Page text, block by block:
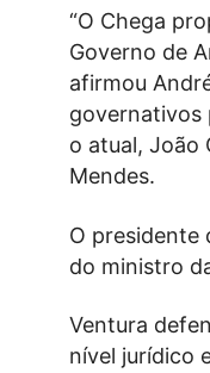
“O Chega
Governo de
afirmou
governativos
o atual, João
Mendes.
O presidente
do ministro
Ventura
nível jurídico